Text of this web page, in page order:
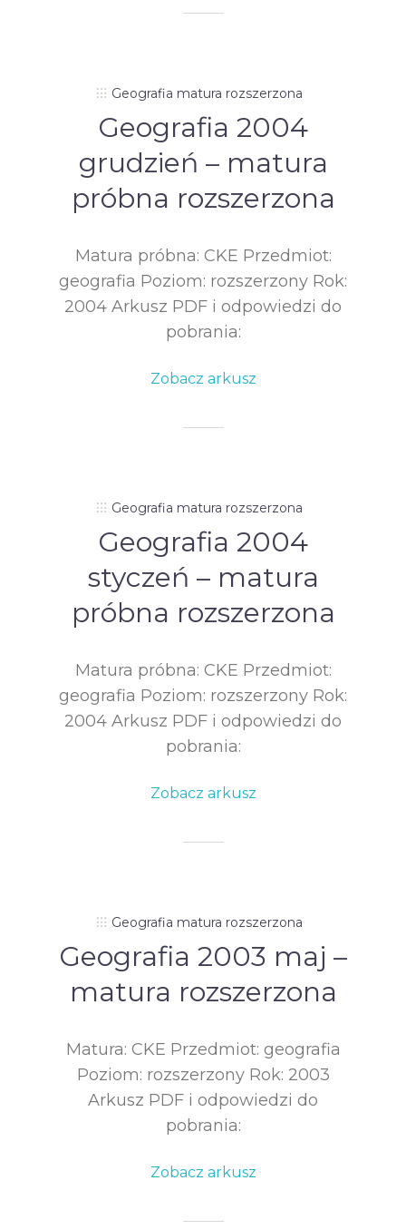
Geografia matura rozszerzona
Geografia 2004
grudzień – matura
próbna rozszerzona
Matura próbna: CKE Przedmiot:
geografia Poziom: rozszerzony Rok:
2004 Arkusz PDF i odpowiedzi do
pobrania:
Zobacz arkusz
Geografia matura rozszerzona
Geografia 2004
styczeń – matura
próbna rozszerzona
Matura próbna: CKE Przedmiot:
geografia Poziom: rozszerzony Rok:
2004 Arkusz PDF i odpowiedzi do
pobrania:
Zobacz arkusz
Geografia matura rozszerzona
Geografia 2003 maj –
matura rozszerzona
Matura: CKE Przedmiot: geografia
Poziom: rozszerzony Rok: 2003
Arkusz PDF i odpowiedzi do
pobrania:
Zobacz arkusz